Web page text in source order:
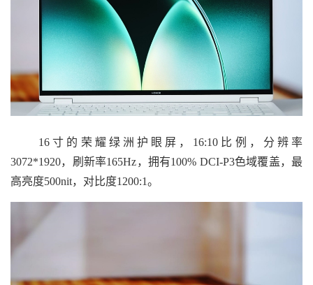
16寸的荣耀绿洲护眼屏，16:10比例，分辨率
3072*1920，刷新率165Hz，拥有100% DCI-P3色域覆盖，最
高亮度500nit，对比度1200:1。